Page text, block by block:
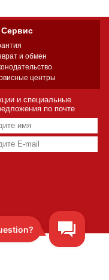
Сервис
и обмен
центры
и специальные
по почте